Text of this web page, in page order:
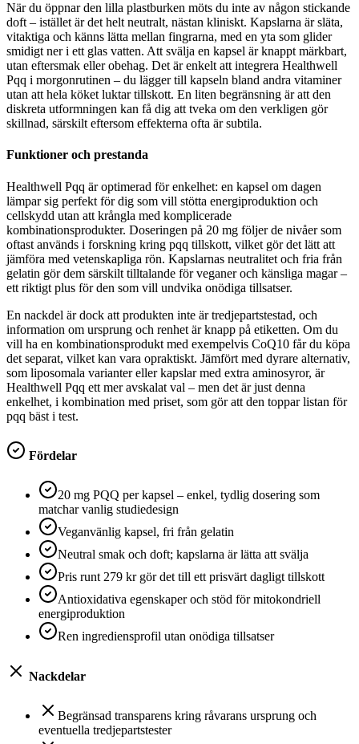
När du öppnar den lilla plastburken möts du inte av någon stickande
doft – istället är det helt neutralt, nästan kliniskt. Kapslarna är släta,
vitaktiga och känns lätta mellan fingrarna, med en yta som glider
smidigt ner i ett glas vatten. Att svälja en kapsel är knappt märkbart,
utan eftersmak eller obehag. Det är enkelt att integrera Healthwell
Pqq i morgonrutinen – du lägger till kapseln bland andra vitaminer
utan att hela köket luktar tillskott. En liten begränsning är att den
diskreta utformningen kan få dig att tveka om den verkligen gör
skillnad, särskilt eftersom effekterna ofta är subtila.
Funktioner och prestanda
Healthwell Pqq är optimerad för enkelhet: en kapsel om dagen
lämpar sig perfekt för dig som vill stötta energiproduktion och
cellskydd utan att krångla med komplicerade
kombinationsprodukter. Doseringen på 20 mg följer de nivåer som
oftast används i forskning kring pqq tillskott, vilket gör det lätt att
jämföra med vetenskapliga rön. Kapslarnas neutralitet och fria från
gelatin gör dem särskilt tilltalande för veganer och känsliga magar –
ett riktigt plus för den som vill undvika onödiga tillsatser.
En nackdel är dock att produkten inte är tredjepartstestad, och
information om ursprung och renhet är knapp på etiketten. Om du
vill ha en kombinationsprodukt med exempelvis CoQ10 får du köpa
det separat, vilket kan vara opraktiskt. Jämfört med dyrare alternativ,
som liposomala varianter eller kapslar med extra aminosyror, är
Healthwell Pqq ett mer avskalat val – men det är just denna
enkelhet, i kombination med priset, som gör att den toppar listan för
pqq bäst i test.
Fördelar
20 mg PQQ per kapsel – enkel, tydlig dosering som
matchar vanlig studiedesign
Veganvänlig kapsel, fri från gelatin
Neutral smak och doft; kapslarna är lätta att svälja
Pris runt 279 kr gör det till ett prisvärt dagligt tillskott
Antioxidativa egenskaper och stöd för mitokondriell
energiproduktion
Ren ingrediensprofil utan onödiga tillsatser
Nackdelar
Begränsad transparens kring råvarans ursprung och
eventuella tredjepartstester